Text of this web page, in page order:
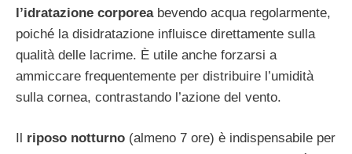
l’idratazione corporeabevendo acqua regolarmente,
poiché la disidratazione influisce direttamente sulla
qualità delle lacrime. È utile anche forzarsi a
ammiccare frequentemente per distribuire l’umidità
sulla cornea, contrastando l’azione del vento.
riposo notturno (almeno 7 ore) è indispensabile per